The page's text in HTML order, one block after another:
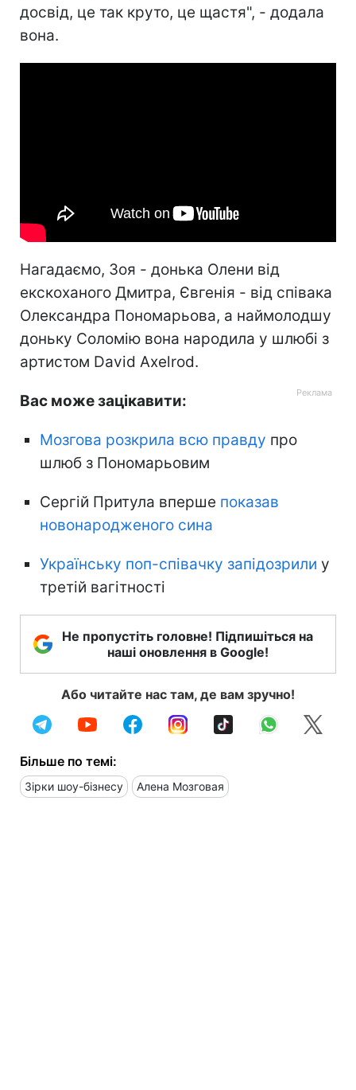
досвід, це так круто, це щастя", - додала
вона.
Нагадаємо, Зоя - донька Олени від
екскоханого Дмитра, Євгенія - від співака
Олександра Пономарьова, а наймолодшу
доньку Соломію вона народила у шлюбі з
артистом David Axelrod.
Вас може зацікавити:
Мозгова розкрила всю правду про
шлюб з Пономарьовим
Сергій Притула вперше показав
новонародженого сина
Українську поп-співачку запідозрили у
третій вагітності
Не пропустіть головне! Підпишіться на
наші оновлення в Google!
Або читайте нас там, де вам зручно!
Більше по темі:
Зірки шоу-бізнесу Алена Мозговая